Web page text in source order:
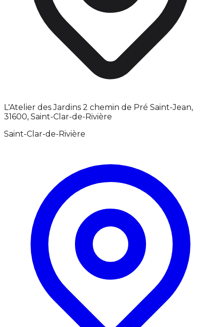
L'Atelier des Jardins 2 chemin de Pré Saint-Jean,
31600, Saint-Clar-de-Rivière
Saint-Clar-de-Rivière